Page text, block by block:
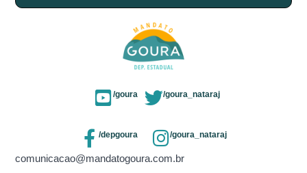
/goura /goura_nataraj
/depgoura /goura_nataraj
comunicacao@mandatogoura.com.br